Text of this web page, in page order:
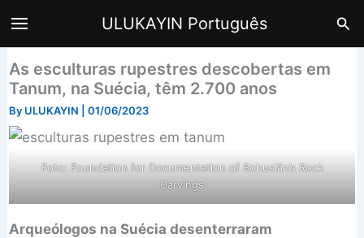
to
ULUKAYIN Português
As esculturas rupestres descobertas em
Tanum, na Suécia, têm 2.700 anos
By ULUKAYIN |01/06/2023
Foto: Foundation for Documentation of Bohuslän’s Rock
Carvings
Arqueólogos na Suécia desenterraram